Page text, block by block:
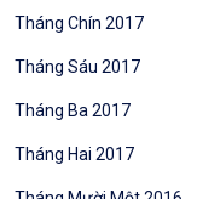
Tháng Chín 2017
Tháng Sáu 2017
Tháng Ba 2017
Tháng Hai 2017